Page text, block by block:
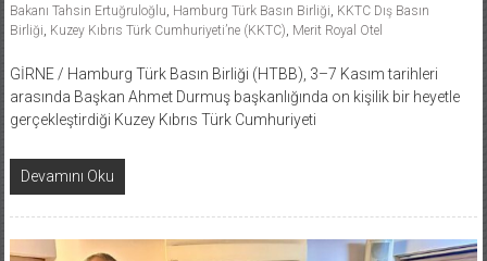
Bakanı Tahsin Ertuğruloğlu Hamburg Türk Basın Birliği KKTC Dış Basın
Birliği Kuzey Kıbrıs Türk Cumhuriyeti’ne (KKTC) Merit Royal Otel
GİRNE / Hamburg Türk Basın Birliği (HTBB), 3–7 Kasım tarihleri
arasında Başkan Ahmet Durmuş başkanlığında on kişilik bir heyetle
gerçekleştirdiği Kuzey Kıbrıs Türk Cumhuriyeti
Devamını Oku